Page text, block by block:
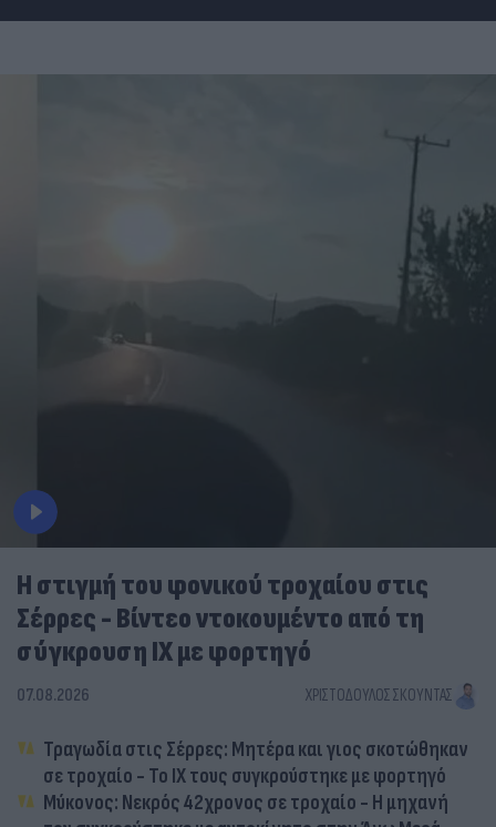
Η στιγμή του φονικού τροχαίου στις
Σέρρες - Βίντεο ντοκουμέντο από τη
σύγκρουση ΙΧ με φορτηγό
07.08.2026 ΧΡΙΣΤΌΔΟΥΛΟΣ ΣΚΟΎΝΤΑΣ
Τραγωδία στις Σέρρες: Μητέρα και γιος σκοτώθηκαν
σε τροχαίο - Το ΙΧ τους συγκρούστηκε με φορτηγό
Μύκονος: Νεκρός 42χρονος σε τροχαίο - Η μηχανή